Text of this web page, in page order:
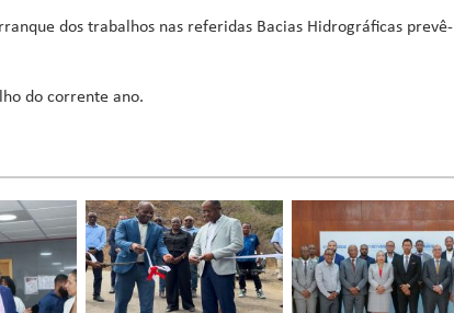
dos trabalhos nas referidas Bacias Hidrográficas prevê-
do corrente ano.